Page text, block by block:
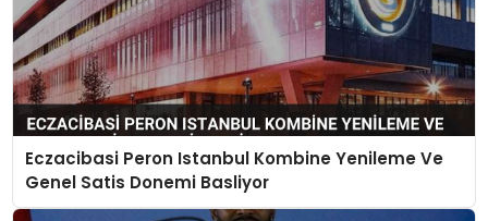
Eczacibasi Peron Istanbul Kombine Yenileme Ve
Genel Satis Donemi Basliyor